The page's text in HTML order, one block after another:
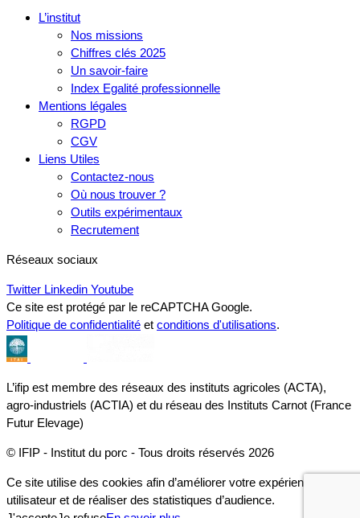
L’institut
Nos missions
Chiffres clés 2025
Un savoir-faire
Index Egalité professionnelle
Mentions légales
RGPD
CGV
Liens Utiles
Contactez-nous
Où nous trouver ?
Outils expérimentaux
Recrutement
Réseaux sociaux
Twitter Linkedin Youtube
Ce site est protégé par le reCAPTCHA Google.
Politique de confidentialité et conditions d'utilisations.
L’ifip est membre des réseaux des instituts agricoles (ACTA),
agro-industriels (ACTIA) et du réseau des Instituts Carnot (France
Futur Elevage)
© IFIP - Institut du porc - Tous droits réservés 2026
Ce site utilise des cookies afin d’améliorer votre expérience
utilisateur et de réaliser des statistiques d’audience.